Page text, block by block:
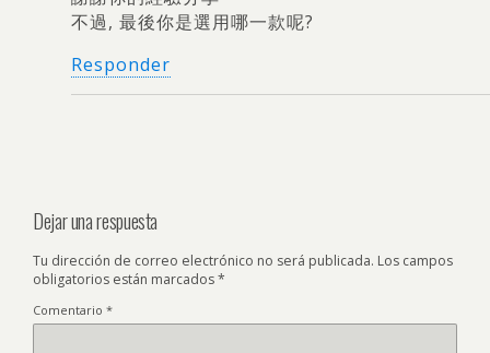
不過, 最後你是選用哪一款呢?
Responder
Dejar una respuesta
Tu dirección de correo electrónico no será publicada. Los campos
obligatorios están marcados*
Comentario *